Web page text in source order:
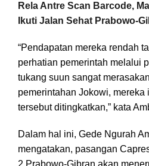
Rela Antre Scan Barcode,
Ikuti Jalan Sehat Prabowo-
“Pendapatan mereka rendah
perhatian pemerintah melalui
tukang suun sangat
pemerintahan Jokowi, mereka
tersebut ditingkatkan,” kata
Dalam hal ini, Gede Ngurah
mengatakan, pasangan